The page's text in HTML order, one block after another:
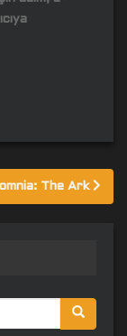
The Ark